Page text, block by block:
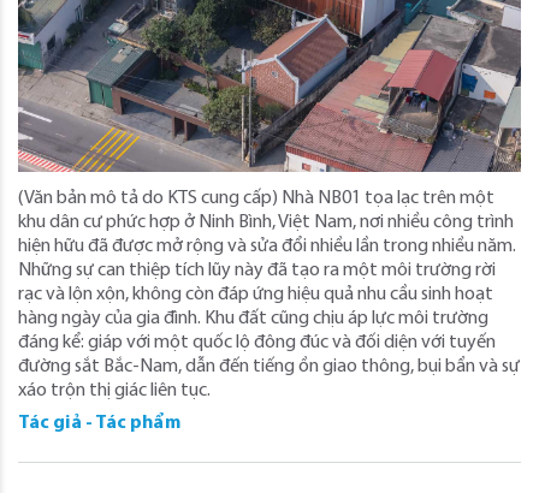
(Văn bản mô tả do KTS cung cấp) Nhà NB01 tọa lạc trên một
khu dân cư phức hợp ở Ninh Bình, Việt Nam, nơi nhiều công trình
hiện hữu đã được mở rộng và sửa đổi nhiều lần trong nhiều năm.
Những sự can thiệp tích lũy này đã tạo ra một môi trường rời
rạc và lộn xộn, không còn đáp ứng hiệu quả nhu cầu sinh hoạt
hàng ngày của gia đình. Khu đất cũng chịu áp lực môi trường
đáng kể: giáp với một quốc lộ đông đúc và đối diện với tuyến
đường sắt Bắc-Nam, dẫn đến tiếng ồn giao thông, bụi bẩn và sự
xáo trộn thị giác liên tục.
Tác giả - Tác phẩm